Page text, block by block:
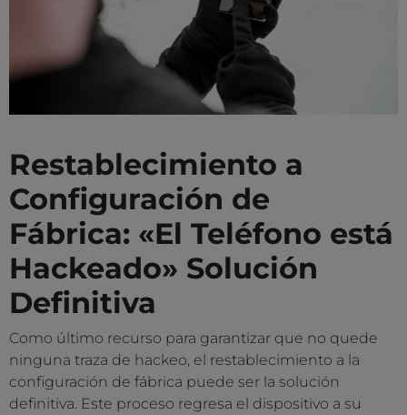
Restablecimiento a
Configuración de
Fábrica: «El Teléfono está
Hackeado» Solución
Definitiva
Como último recurso para garantizar que no quede
ninguna traza de hackeo, el restablecimiento a la
configuración de fábrica puede ser la solución
definitiva. Este proceso regresa el dispositivo a su